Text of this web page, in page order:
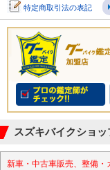
特定商取引法の表記
スズキバイクショ
新車・中古車販売、整備・